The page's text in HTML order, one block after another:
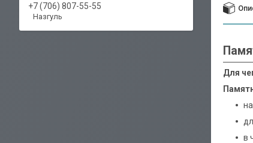
Для
на
в
+7 (706) 807-55-55
Назгуль